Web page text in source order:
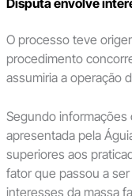
O processo teve
procedimento
assumiria a operação
Segundo
apresentada pela
superiores aos
fator que passou a
interesses da massa